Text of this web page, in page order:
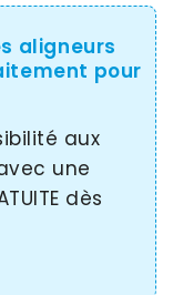
aligneurs
pour
aux
une
dès